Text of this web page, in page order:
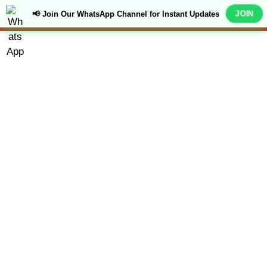
Skip
to
content
📢 Join Our WhatsApp Channel for Instant Updates JOIN